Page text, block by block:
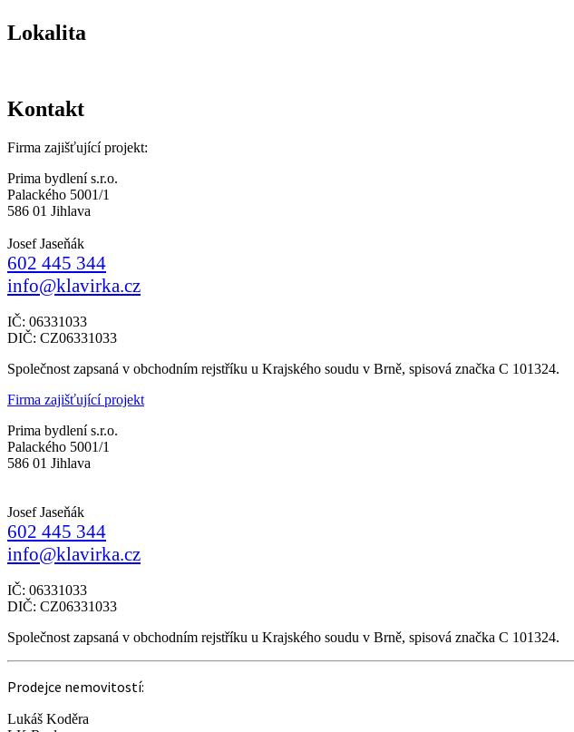
Lokalita
Kontakt
Firma zajišťující projekt:
Prima bydlení s.r.o.
Palackého 5001/1
586 01 Jihlava
Josef Jaseňák
602 445 344
info@klavirka.cz
IČ: 06331033
DIČ: CZ06331033
Společnost zapsaná v obchodním rejstříku u Krajského soudu v Brně, spisová značka C 101324.
Firma zajišťující projekt
Prima bydlení s.r.o.
Palackého 5001/1
586 01 Jihlava
Josef Jaseňák
602 445 344
info@klavirka.cz
IČ: 06331033
DIČ: CZ06331033
Společnost zapsaná v obchodním rejstříku u Krajského soudu v Brně, spisová značka C 101324.
Prodejce nemovitostí:
Lukáš Koděra